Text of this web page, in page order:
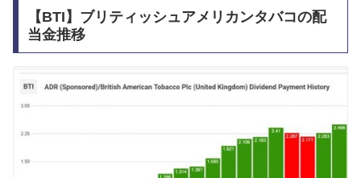
【BTI】ブリティッシュアメリカンタバコの配
当金推移